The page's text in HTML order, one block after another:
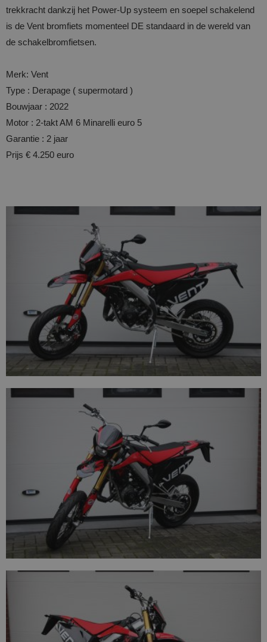
trekkracht dankzij het Power-Up systeem en soepel schakelend
is de Vent bromfiets momenteel DE standaard in de wereld van
de schakelbromfietsen.
Merk: Vent
Type : Derapage ( supermotard )
Bouwjaar : 2022
Motor : 2-takt AM 6 Minarelli euro 5
Garantie : 2 jaar
Prijs € 4.250 euro